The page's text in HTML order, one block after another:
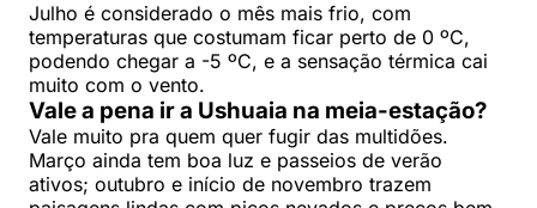
Julho é considerado o mês mais frio, com
temperaturas que costumam ficar perto de 0 ºC,
podendo chegar a -5 ºC, e a sensação térmica cai
muito com o vento.
Vale a pena ir a Ushuaia na meia-estação?
Vale muito pra quem quer fugir das multidões.
Março ainda tem boa luz e passeios de verão
ativos; outubro e início de novembro trazem